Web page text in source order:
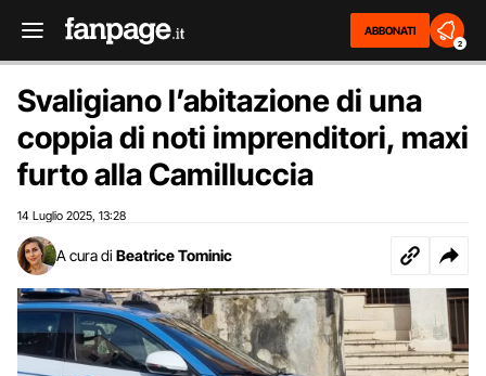
ABBONATI
2
Svaligiano l’abitazione di una
coppia di noti imprenditori, maxi
furto alla Camilluccia
14 Luglio 2025 13:28
A cura di Beatrice Tominic